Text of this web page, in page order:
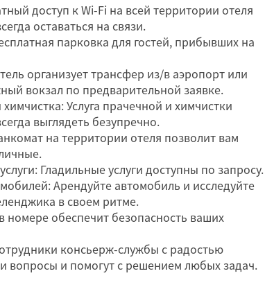
доступ к Wi-Fi на всей территории отеля
оставаться на связи.
парковка для гостей, прибывших на
организует трансфер из/в аэропорт или
вокзал по предварительной заявке.
Услуга прачечной и химчистки
выглядеть безупречно.
на территории отеля позволит вам
Гладильные услуги доступны по запросу.
Арендуйте автомобиль и исследуйте
в своем ритме.
номере обеспечит безопасность ваших
консьерж-службы с радостью
вопросы и помогут с решением любых задач.